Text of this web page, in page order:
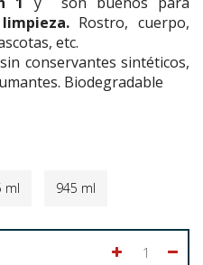
Rostro, cuerpo,
etc.
conservantes sintéticos,
Biodegradable
ml 945 ml